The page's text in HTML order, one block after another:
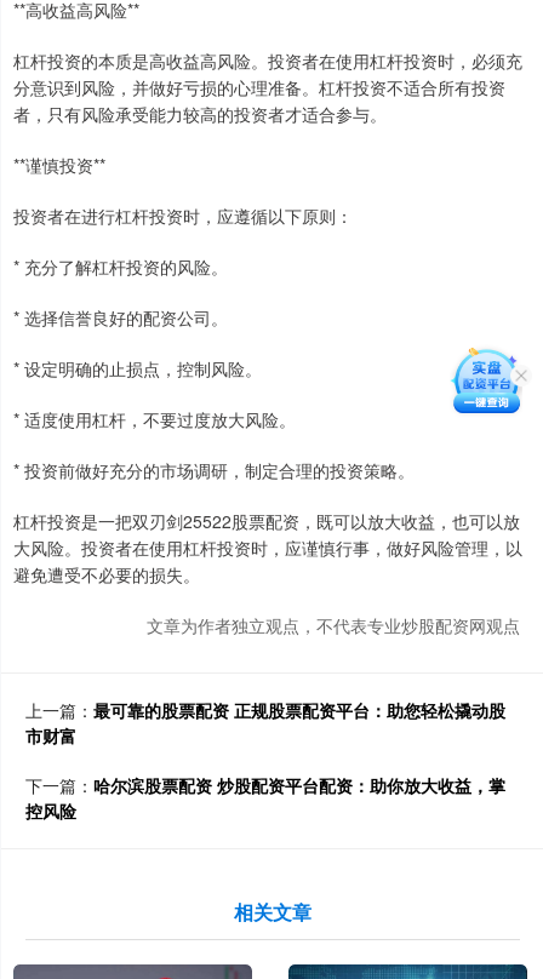
**高收益高风险**
杠杆投资的本质是高收益高风险。投资者在使用杠杆投资时，必须充
分意识到风险，并做好亏损的心理准备。杠杆投资不适合所有投资
者，只有风险承受能力较高的投资者才适合参与。
**谨慎投资**
投资者在进行杠杆投资时，应遵循以下原则：
* 充分了解杠杆投资的风险。
* 选择信誉良好的配资公司。
* 设定明确的止损点，控制风险。
* 适度使用杠杆，不要过度放大风险。
* 投资前做好充分的市场调研，制定合理的投资策略。
杠杆投资是一把双刃剑25522股票配资，既可以放大收益，也可以放
大风险。投资者在使用杠杆投资时，应谨慎行事，做好风险管理，以
避免遭受不必要的损失。
文章为作者独立观点，不代表专业炒股配资网观点
上一篇： 最可靠的股票配资 正规股票配资平台：助您轻松撬动股
市财富
下一篇： 哈尔滨股票配资 炒股配资平台配资：助你放大收益，掌
控风险
相关文章